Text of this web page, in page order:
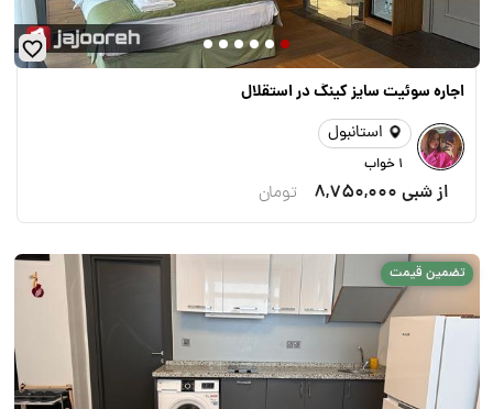
اجاره سوئیت سایز کینگ در استقلال
استانبول
1 خواب
از شبی 8,750,000 تومان
تضمین قیمت